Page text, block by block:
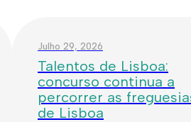
Julho 29, 2026
Talentos de Lisboa:
concurso continua a
percorrer as
de Lisboa